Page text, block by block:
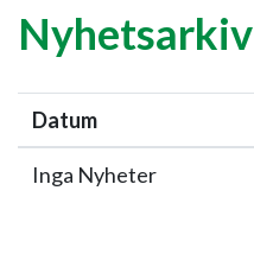
Nyhetsarkiv
Datum
Inga Nyheter